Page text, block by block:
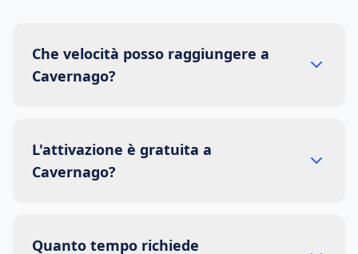
Che velocità posso raggiungere a
Cavernago?
L'attivazione è gratuita a
Cavernago?
Quanto tempo richiede